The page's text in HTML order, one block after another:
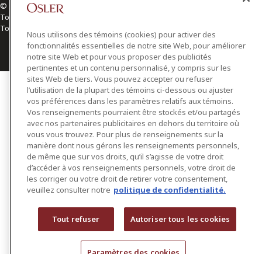
© 2026 Osler, Hoskin & Harcourt S.E.N.C.R.L./s.r.l.
Tous droits réservés
Toronto | Montréal | Calgary | Vancouver | Ottawa | New York
Nous utilisons des témoins (cookies) pour activer des
fonctionnalités essentielles de notre site Web, pour améliorer
notre site Web et pour vous proposer des publicités
pertinentes et un contenu personnalisé, y compris sur les
sites Web de tiers. Vous pouvez accepter ou refuser
l’utilisation de la plupart des témoins ci-dessous ou ajuster
vos préférences dans les paramètres relatifs aux témoins.
Vos renseignements pourraient être stockés et/ou partagés
avec nos partenaires publicitaires en dehors du territoire où
vous vous trouvez. Pour plus de renseignements sur la
manière dont nous gérons les renseignements personnels,
de même que sur vos droits, qu’il s’agisse de votre droit
d’accéder à vos renseignements personnels, votre droit de
les corriger ou votre droit de retirer votre consentement,
veuillez consulter notre politique de confidentialité.
Tout refuser Autoriser tous les cookies